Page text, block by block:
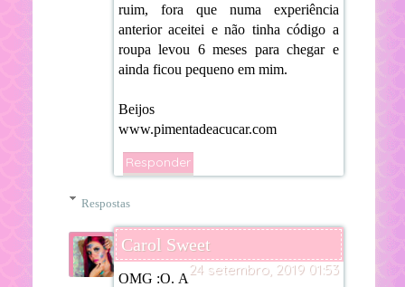
ruim, fora que numa experiência
anterior aceitei e não tinha código a
roupa levou 6 meses para chegar e
ainda ficou pequeno em mim.
Beijos
www.pimentadeacucar.com
Responder
Respostas
Carol Sweet
24 setembro, 2019 01:53
OMG :O. A